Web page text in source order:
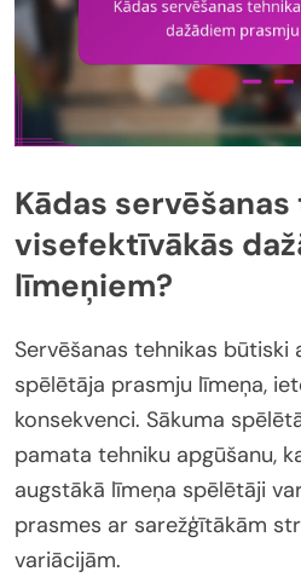
Kādas
visefektīvākās
līmeņiem?
Servēšanas tehnikas
spēlētāja prasmju līmeņa,
konsekvenci. Sākuma
pamata tehniku apgūšanu,
augstākā līmeņa spēlētāji
prasmes ar sarežģītākām
variācijām.